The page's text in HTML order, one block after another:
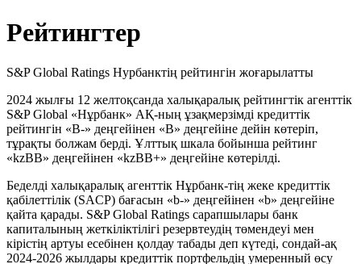
Рейтингтер
S&P Global Ratings Нурбанктің рейтингін жоғарылатты
2024 жылғы 12 желтоқсанда халықаралық рейтингтік агенттік
S&P Global «Нұрбанк» АҚ-ның ұзақмерзімді кредиттік
рейтингін «B-» деңгейінен «B» деңгейіне дейін көтеріп,
тұрақты болжам берді. Ұлттық шкала бойынша рейтинг
«kzBB» деңгейінен «kzBB+» деңгейіне көтерілді.
Беделді халықаралық агенттік Нұрбанк-тің жеке кредиттік
қабілеттілік (SACP) бағасын «b-» деңгейінен «b» деңгейіне
қайта қарады. S&P Global Ratings сарапшылары банк
капиталының жеткіліктілігі резервтеудің төмендеуі мен
кірістің артуы есебінен қолдау табады деп күтеді, сондай-ақ
2024-2026 жылдары кредиттік портфельдің умеренный өсу